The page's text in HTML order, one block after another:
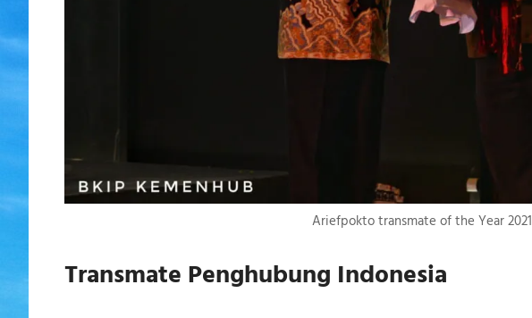
Ariefpokto transmate of the Year 2021
Transmate Penghubung Indonesia